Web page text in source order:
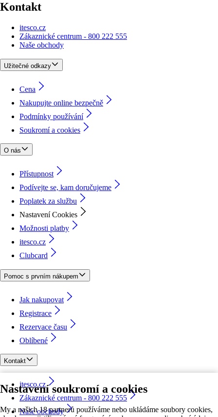
Nastavení soukromí a cookies
My a našich 18 partnerů používáme nebo ukládáme soubory cookies,
Kontakt
itesco.cz
Zákaznické centrum - 800 222 555
Naše obchody
Užitečné odkazy
Cena
Nakupujte online bezpečně
Podmínky používání
Soukromí a cookies
O nás
Přístupnost
Podívejte se, kam doručujeme
Poplatek za službu
Nastavení Cookies
Možnosti platby
itesco.cz
Clubcard
Pomoc s prvním nákupem
Jak nakupovat
Registrace
Rezervace času
Oblíbené
Kontakt
itesco.cz
Zákaznické centrum - 800 222 555
Naše obchody